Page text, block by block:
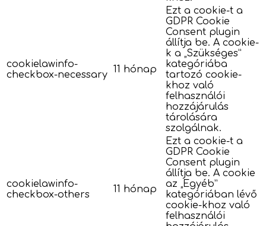
cookielawinfo-
checkbox-necessary 11 hónap
Ezt a cookie-t a
GDPR Cookie
Consent plugin
állítja be. A cookie-
k a „Szükséges”
kategóriába
tartozó cookie-
khoz való
felhasználói
hozzájárulás
tárolására
szolgálnak.
cookielawinfo-
checkbox-others
11 hónap
Ezt a cookie-t a
GDPR Cookie
Consent plugin
állítja be. A cookie
az „Egyéb”
kategóriában lévő
cookie-khoz való
felhasználói